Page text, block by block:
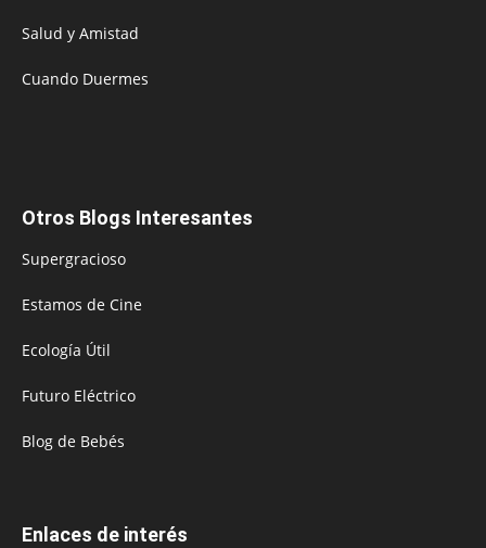
Salud y Amistad
Cuando Duermes
Otros Blogs Interesantes
Supergracioso
Estamos de Cine
Ecología Útil
Futuro Eléctrico
Blog de Bebés
Enlaces de interés